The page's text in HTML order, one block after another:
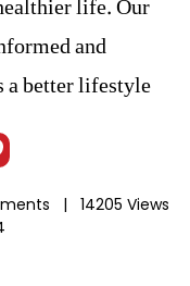
life. Our
and
better lifestyle.
|
14205 Views